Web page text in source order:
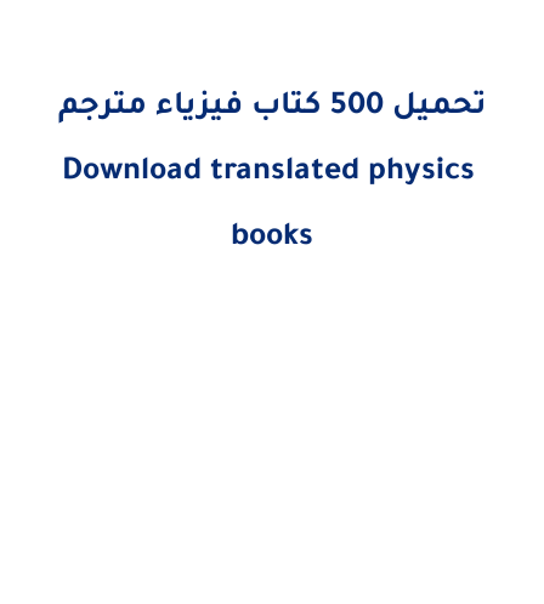
تحميل 500 كتاب فيزياء مترجم
Download translated physics
books